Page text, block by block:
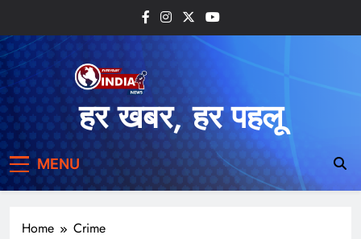
content
हर खबर, हर पहलू
MENU
Home Crime